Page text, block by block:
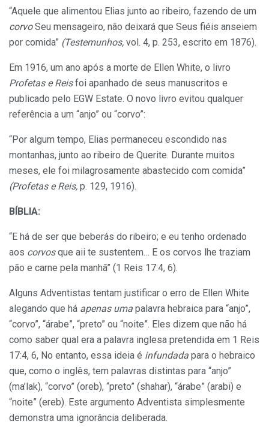
“Aquele que alimentou Elias junto ao ribeiro, fazendo de um
corvoSeu mensageiro, não deixará que Seus fiéis anseiem
por comida” (Testemunhos, vol. 4, p. 253, escrito em 1876).
Em 1916, um ano após a morte de Ellen White, o livro
Profetas e Reisfoi apanhado de seus manuscritos e
publicado pelo EGW Estate. O novo livro evitou qualquer
referência a um “anjo” ou “corvo”:
“Por algum tempo, Elias permaneceu escondido nas
montanhas, junto ao ribeiro de Querite. Durante muitos
meses, ele foi milagrosamente abastecido com comida”
(Profetas e Reis, p. 129, 1916).
BÍBLIA:
“E há de ser que beberás do ribeiro; e eu tenho ordenado
aos corvosque aii te sustentem… E os corvos lhe traziam
pão e carne pela manhã” (1 Reis 17:4, 6).
Alguns Adventistas tentam justificar o erro de Ellen White
alegando que há apenas uma palavra hebraica para “anjo”,
“corvo”, “árabe”, “preto” ou “noite”. Eles dizem que não há
como saber qual era a palavra inglesa pretendida em 1 Reis
17:4, 6, No entanto, essa ideia é infundada para o hebraico
que, como o inglês, tem palavras distintas para “anjo”
(ma’lak), “corvo” (oreb), “preto” (shahar), “árabe” (arabi) e
“noite” (ereb). Este argumento Adventista simplesmente
demonstra uma ignorância deliberada.